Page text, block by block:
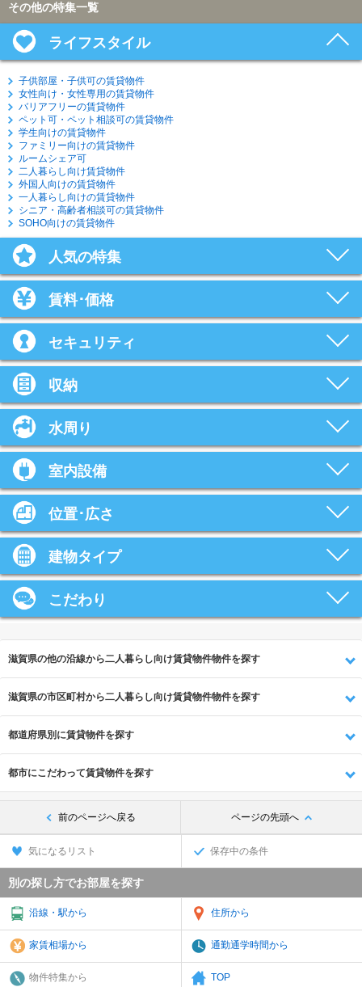
その他の特集一覧
ライフスタイル
子供部屋・子供可の賃貸物件
女性向け・女性専用の賃貸物件
バリアフリーの賃貸物件
ペット可・ペット相談可の賃貸物件
学生向けの賃貸物件
ファミリー向けの賃貸物件
ルームシェア可
二人暮らし向け賃貸物件
外国人向けの賃貸物件
一人暮らし向けの賃貸物件
シニア・高齢者相談可の賃貸物件
SOHO向けの賃貸物件
人気の特集
賃料･価格
セキュリティ
収納
水周り
室内設備
位置･広さ
建物タイプ
こだわり
滋賀県の他の沿線から二人暮らし向け賃貸物件物件を探す
滋賀県の市区町村から二人暮らし向け賃貸物件物件を探す
都道府県別に賃貸物件を探す
都市にこだわって賃貸物件を探す
前のページへ戻る ページの先頭へ
気になるリスト 保存中の条件
別の探し方でお部屋を探す
沿線・駅から 住所から
家賃相場から 通勤通学時間から
物件特集から TOP